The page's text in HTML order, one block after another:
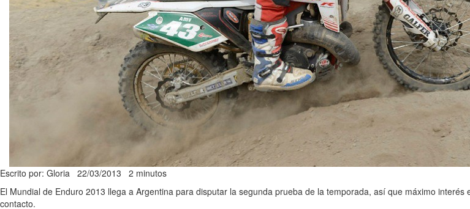
Escrito por: Gloria 22/03/2013 2 minutos
El Mundial de Enduro 2013 llega a Argentina para disputar la segunda prueba de la temporada, así que máximo
contacto.